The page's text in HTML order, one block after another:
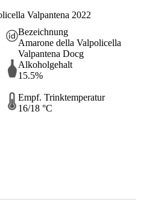
Valpantena 2022
Bezeichnung
Amarone della Valpolicella
Valpantena Docg
Alkoholgehalt
15.5%
Empf. Trinktemperatur
16/18 °C